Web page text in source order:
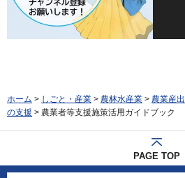
ホーム > しごと・産業 > 農林水産業 > 農業産
の支援 > 農業者等支援施策活用ガイドブック
PAGE TOP